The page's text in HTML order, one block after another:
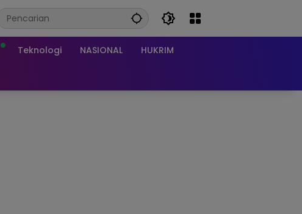
Teknologi NASIONAL HUKRIM